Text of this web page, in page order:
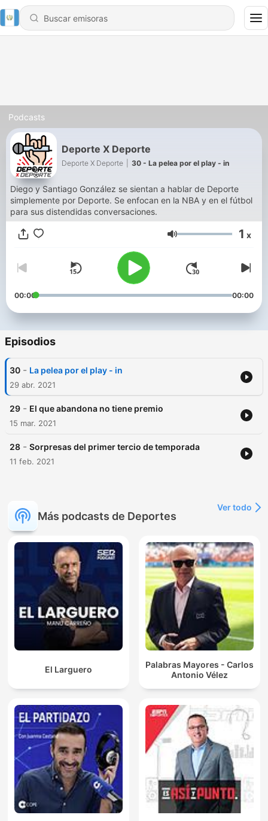
Podcasts
Deporte X Deporte
Deporte X Deporte 30 - La pelea por el play - in
Diego y Santiago González se sientan a hablar de Deporte
simplemente por Deporte. Se enfocan en la NBA y en el fútbol
para sus distendidas conversaciones.
Volumen 1 x
00:00 00:00
Episodios
30 - La pelea por el play - in
29 abr. 2021
29 - El que abandona no tiene premio
15 mar. 2021
28 - Sorpresas del primer tercio de temporada
11 feb. 2021
Más podcasts de Deportes
Ver todo
El Larguero
Palabras Mayores - Carlos
Antonio Vélez